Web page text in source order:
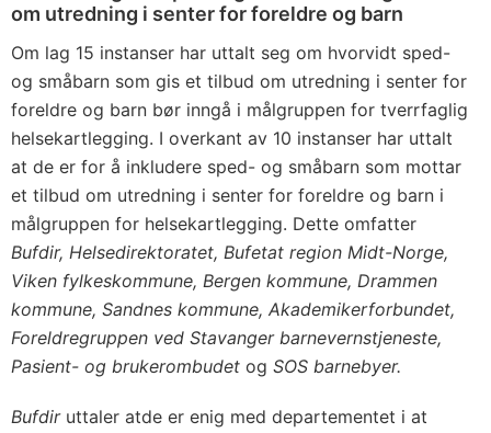
om utredning i senter for foreldre og barn
Om lag 15 instanser har uttalt seg om hvorvidt sped-
og småbarn som gis et tilbud om utredning i senter for
foreldre og barn bør inngå i målgruppen for tverrfaglig
helsekartlegging. I overkant av 10 instanser har uttalt
at de er for å inkludere sped- og småbarn som mottar
et tilbud om utredning i senter for foreldre og barn i
målgruppen for helsekartlegging. Dette omfatter
Bufdir, Helsedirektoratet, Bufetat region Midt-Norge,
Viken fylkeskommune, Bergen kommune, Drammen
kommune, Sandnes kommune, Akademikerforbundet,
Foreldregruppen ved Stavanger barnevernstjeneste,
Pasient- og brukerombudet og SOS barnebyer.
Bufdir uttaler atde er enig med departementet i at